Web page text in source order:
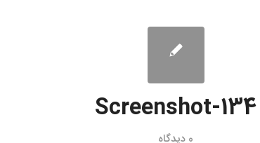
Screenshot-134
0 دیدگاه